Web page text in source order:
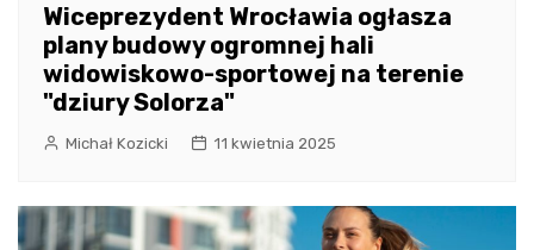
Wiceprezydent Wrocławia ogłasza
plany budowy ogromnej hali
widowiskowo-sportowej na terenie
"dziury Solorza"
Michał Kozicki 11 kwietnia 2025